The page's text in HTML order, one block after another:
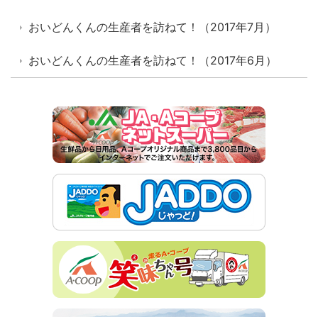
おいどんくんの生産者を訪ねて！（2017年7月）
おいどんくんの生産者を訪ねて！（2017年6月）